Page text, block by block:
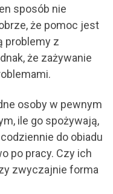
sposób nie
że pomoc jest
problemy z
że zażywanie
osoby w pewnym
ile go spożywają,
do obiadu
po pracy. Czy ich
zwyczajnie forma